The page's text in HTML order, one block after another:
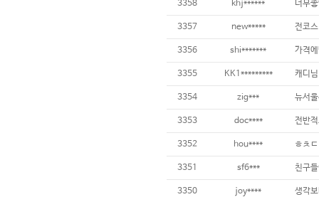
3358 khj******
3357 new*****
3356 shi*******
3355 KK1*********
3354 zig***
3353 doc****
3352 hou****
3351 sf6***
3350 joy**** 생각